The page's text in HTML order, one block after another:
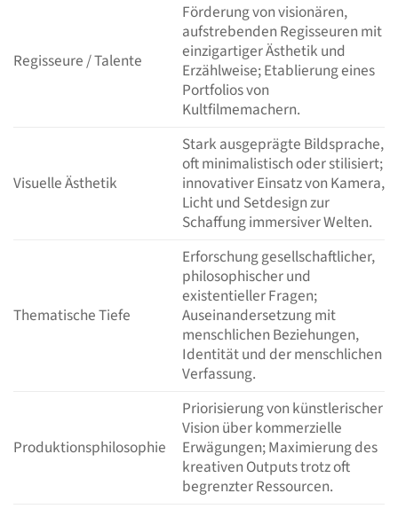
Regisseure / Talente
Förderung von visionären,
aufstrebenden Regisseuren mit
einzigartiger Ästhetik und
Erzählweise; Etablierung eines
Portfolios von
Kultfilmemachern.
Visuelle Ästhetik
Stark ausgeprägte Bildsprache,
oft minimalistisch oder stilisiert;
innovativer Einsatz von Kamera,
Licht und Setdesign zur
Schaffung immersiver Welten.
Thematische Tiefe
Erforschung gesellschaftlicher,
philosophischer und
existentieller Fragen;
Auseinandersetzung mit
menschlichen Beziehungen,
Identität und der menschlichen
Verfassung.
Produktionsphilosophie
Priorisierung von künstlerischer
Vision über kommerzielle
Erwägungen; Maximierung des
kreativen Outputs trotz oft
begrenzter Ressourcen.